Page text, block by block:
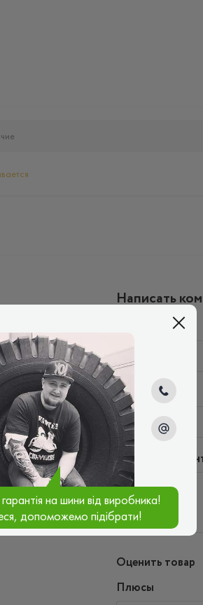
Написать
Ваш e-mail*
Введите
Оценить товар
Плюсы
на шини від виробника!
допоможемо підібрати!